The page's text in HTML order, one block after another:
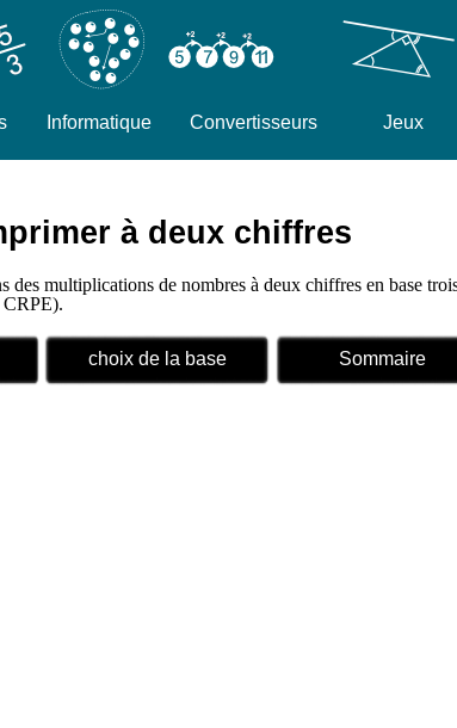
Informatique Convertisseurs Jeux
à deux chiffres
multiplications de nombres à deux chiffres en base
CRPE).
choix de la base Sommaire